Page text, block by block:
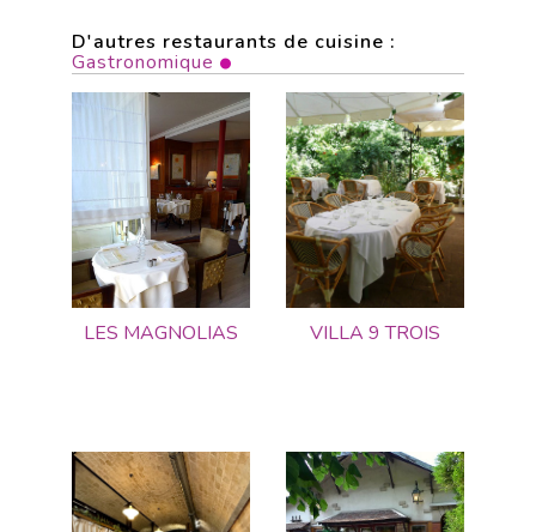
D'autres restaurants de cuisine :
Gastronomique
LES MAGNOLIAS VILLA 9 TROIS